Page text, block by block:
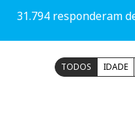
31.794 responderam
TODOS IDADE